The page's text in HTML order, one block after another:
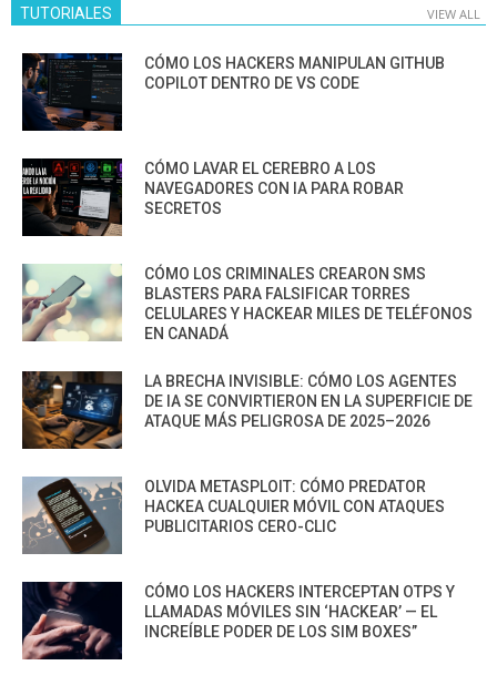
TUTORIALES VIEW ALL
CÓMO LOS HACKERS MANIPULAN GITHUB
COPILOT DENTRO DE VS CODE
CÓMO LAVAR EL CEREBRO A LOS
NAVEGADORES CON IA PARA ROBAR
SECRETOS
CÓMO LOS CRIMINALES CREARON SMS
BLASTERS PARA FALSIFICAR TORRES
CELULARES Y HACKEAR MILES DE TELÉFONOS
EN CANADÁ
LA BRECHA INVISIBLE: CÓMO LOS AGENTES
DE IA SE CONVIRTIERON EN LA SUPERFICIE DE
ATAQUE MÁS PELIGROSA DE 2025–2026
OLVIDA METASPLOIT: CÓMO PREDATOR
HACKEA CUALQUIER MÓVIL CON ATAQUES
PUBLICITARIOS CERO-CLIC
CÓMO LOS HACKERS INTERCEPTAN OTPS Y
LLAMADAS MÓVILES SIN ‘HACKEAR’ — EL
INCREÍBLE PODER DE LOS SIM BOXES”